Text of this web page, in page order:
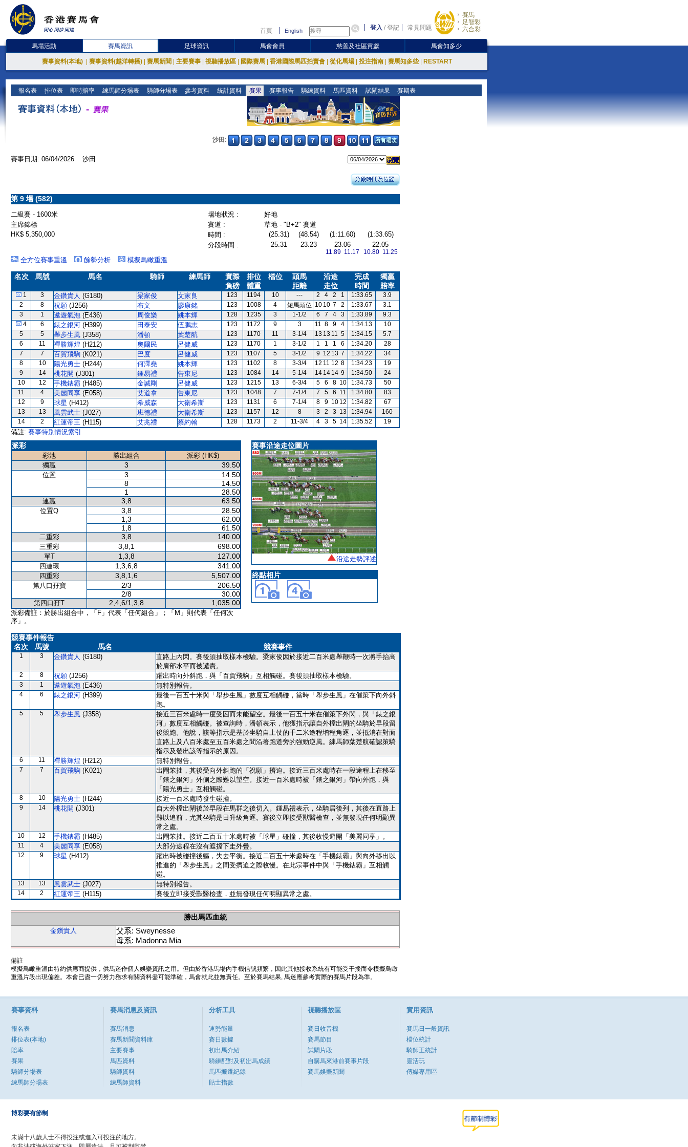
首頁 English 登入 /登記 常見問題
賽馬
足智彩
六合彩
馬場活動 賽馬資訊 足球資訊 馬會會員 慈善及社區貢獻 馬會知多少
賽事資料(本地) 賽事資料(越洋轉播) 賽馬新聞 主要賽事 視聽播放區 國際賽馬 香港國際馬匹拍賣會 從化馬場 投注指南 賽馬知多些 RESTART
報名表 排位表 即時賠率 練馬師分場表 騎師分場表 參考資料 統計資料 賽果 賽事報告 騎練資料 馬匹資料 試閘結果 賽期表
沙田:
賽事日期: 06/04/2026 沙田
第 9 場 (582)
二級賽 - 1600米 場地狀況 :
好地
主席錦標
賽道 :
草地 - "B+2" 賽道
HK$ 5,350,000
時間 : (25.31) (48.54) (1:11.60)
(1:33.65)
分段時間 :
25.31 23.23 23.06
11.89 11.17
22.05
10.80 11.25
全方位賽事重溫 餘勢分析 模擬鳥瞰重溫
名次 馬號 馬名 騎師 練馬師
實際
負磅
排位
體重
檔位
頭馬
距離
沿途
走位
完成
時間
獨贏
賠率
1 3 金鑽貴人 (G180) 梁家俊 文家良 123 1194 10 --- 2 4 2 1 1:33.65
3.9
2
8 祝願 (J256) 布文 廖康銘 123 1008 4 短馬頭位 10 10 7 2 1:33.67
3.1
3
1 遨遊氣泡 (E436) 周俊樂 姚本輝 128 1235 3 1-1/2 6 7 4 3 1:33.89
9.3
4
6 錶之銀河 (H399) 田泰安 伍鵬志 123 1172 9 3 11 8 9 4 1:34.13
10
5
5 舉步生風 (J358) 潘頓 葉楚航 123 1170 11 3-1/4 13 13 11 5 1:34.15
5.7
6
11 禪勝輝煌 (H212) 奧爾民 呂健威 123 1170 1 3-1/2 1 1 1 6 1:34.20
28
7
7 百賀飛駒 (K021) 巴度 呂健威 123 1107 5 3-1/2 9 12 13 7 1:34.22
34
8
10 陽光勇士 (H244) 何澤堯 姚本輝 123 1102 8 3-3/4 12 11 12 8 1:34.23
19
9
14 桃花開 (J301) 鍾易禮 告東尼 123 1084 14 5-1/4 14 14 14 9 1:34.50
24
10
12 手機錶霸 (H485) 金誠剛 呂健威 123 1215 13 6-3/4 5 6 8 10 1:34.73
50
11
4 美麗同享 (E058) 艾道拿 告東尼 123 1048 7 7-1/4 7 5 6 11 1:34.80
83
12
9 球星 (H412) 希威森 大衛希斯 123 1131 6 7-1/4 8 9 10 12 1:34.82
67
13
13 風雲武士 (J027) 班德禮 大衛希斯 123 1157 12 8 3 2 3 13 1:34.94
160
14
2 紅運帝王 (H115) 艾兆禮 蔡約翰 128 1173 2 11-3/4 4 3 5 14 1:35.52 19
備註: 賽事特別情況索引
派彩
彩池 勝出組合
派彩 (HK$)
獨贏
3 39.50
位置 3
14.50
8
14.50
1
28.50
連贏 3,8 63.50
位置Q 3,8
28.50
1,3
62.00
1,8
61.50
二重彩 3,8 140.00
三重彩 3,8,1 698.00
單T 1,3,8 127.00
四連環 1,3,6,8 341.00
四重彩 3,8,1,6 5,507.00
第八口孖寶 2/3
206.50
2/8
30.00
第四口孖T 2,4,6/1,3,8 1,035.00
派彩備註：於勝出組合中，「F」代表「任何組合」；「M」則代表「任何次
序」。
賽事沿途走位圖片
沿途走勢評述
終點相片
競賽事件報告
名次
馬號 馬名 競賽事件
1 3 金鑽貴人 (G180)
直路上內閃。賽後須抽取樣本檢驗。梁家俊因於接近二百米處舉鞭時一次將手抬高
於肩部水平而被譴責。
2 8 祝願 (J256) 躍出時向外斜跑，與「百賀飛駒」互相觸碰。賽後須抽取樣本檢驗。
3 1 遨遊氣泡 (E436) 無特別報告。
4 6 錶之銀河 (H399)
最後一百五十米與「舉步生風」數度互相觸碰，當時「舉步生風」在催策下向外斜
跑。
5 5 舉步生風 (J358)
接近三百米處時一度受困而未能望空。最後一百五十米在催策下外閃，與「錶之銀
河」數度互相觸碰。被查詢時，潘頓表示，他獲指示讓自外檔出閘的坐騎於早段留
後競跑。他說，該等指示是基於坐騎自上仗的千二米途程增程角逐，並抵消在對面
直路上及八百米處至五百米處之間沿著跑道旁的強勁逆風。練馬師葉楚航確認策騎
指示及發出該等指示的原因。
6 11 禪勝輝煌 (H212) 無特別報告。
7 7 百賀飛駒 (K021)
出閘笨拙，其後受向外斜跑的「祝願」擠迫。接近三百米處時在一段途程上在移至
「錶之銀河」外側之際難以望空。接近一百米處時被「錶之銀河」帶向外跑，與
「陽光勇士」互相觸碰。
8 10 陽光勇士 (H244) 接近一百米處時發生碰撞。
9 14 桃花開 (J301)
自大外檔出閘後於早段在馬群之後切入。鍾易禮表示，坐騎居後列，其後在直路上
難以追前，尤其坐騎是日升級角逐。賽後立即接受獸醫檢查，並無發現任何明顯異
常之處。
10 12 手機錶霸 (H485) 出閘笨拙。接近二百五十米處時被「球星」碰撞，其後收慢避開「美麗同享」。
11 4 美麗同享 (E058) 大部分途程在沒有遮擋下走外疊。
12 9 球星 (H412)
躍出時被碰撞後軀，失去平衡。接近二百五十米處時在「手機錶霸」與向外移出以
推進的「舉步生風」之間受擠迫之際收慢。在此宗事件中與「手機錶霸」互相觸
碰。
13 13 風雲武士 (J027) 無特別報告。
14 2 紅運帝王 (H115) 賽後立即接受獸醫檢查，並無發現任何明顯異常之處。
勝出馬匹血統
金鑽貴人
父系: Sweynesse
母系: Madonna Mia
備註
模擬鳥瞰重溫由特約供應商提供，供馬迷作個人娛樂資訊之用。但由於香港馬場內手機信號頻繁，因此其他接收系統有可能受干擾而令模擬鳥瞰
重溫片段出現偏差。本會已盡一切努力務求有關資料盡可能準確，馬會就此並無責任。至於賽馬結果, 馬迷應參考實際的賽馬片段為準。
賽事資料
報名表
排位表(本地)
賠率
賽果
騎師分場表
練馬師分場表
賽馬消息及資訊
賽馬消息
賽馬新聞資料庫
主要賽事
馬匹資料
騎師資料
練馬師資料
分析工具
速勢能量
賽日數據
初出馬介紹
騎練配對及初岀馬成績
馬匹搬遷紀錄
貼士指數
視聽播放區
賽日收音機
賽馬節目
試閘片段
自購馬來港前賽事片段
賽馬娛樂新聞
實用資訊
賽馬日一般資訊
檔位統計
騎師王統計
靈活玩
傳媒專用區
博彩要有節制
未滿十八歲人士不得投注或進入可投注的地方。